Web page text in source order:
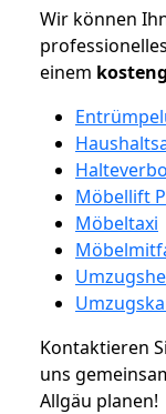
Wir können
einem
Möbellift
Möbeltaxi
Kontaktieren
uns
Allgäu planen!